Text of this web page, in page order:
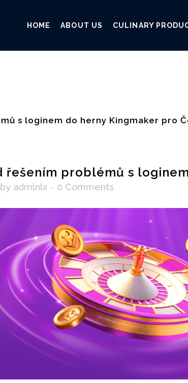
HOME ABOUT US CULINARY
s loginem do herny Kingmaker pro
řešením problémů s
by admlnlx 0 Comments